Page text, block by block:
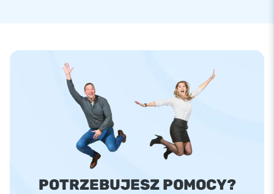
POTRZEBUJESZ POMOCY?